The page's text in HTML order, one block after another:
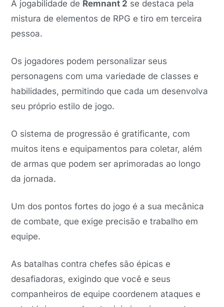
A jogabilidade de Remnant 2 se destaca pela
mistura de elementos de RPG e tiro em terceira
pessoa.
Os jogadores podem personalizar seus
personagens com uma variedade de classes e
habilidades, permitindo que cada um desenvolva
seu próprio estilo de jogo.
O sistema de progressão é gratificante, com
muitos itens e equipamentos para coletar, além
de armas que podem ser aprimoradas ao longo
da jornada.
Um dos pontos fortes do jogo é a sua mecânica
de combate, que exige precisão e trabalho em
equipe.
As batalhas contra chefes são épicas e
desafiadoras, exigindo que você e seus
companheiros de equipe coordenem ataques e